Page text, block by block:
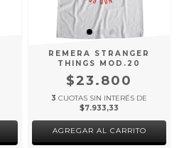
REMERA STRANGER
THINGS MOD.20
$23.800
3 CUOTAS SIN INTERÉS DE
$7.933,33
AGREGAR AL CARRITO